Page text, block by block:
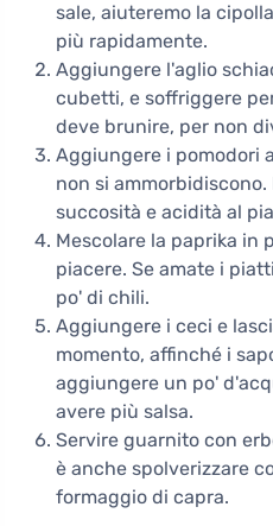
sale, aiuteremo la
più rapidamente.
Aggiungere l'aglio
cubetti, e soffriggere
deve brunire, per non
Aggiungere i pomodori
non si
succosità e acidità al
Mescolare la paprika in
piacere. Se amate i
po' di chili.
Aggiungere i ceci e
momento, affinché i
aggiungere un po'
avere più salsa.
Servire guarnito con
è anche spolverizzare
formaggio di capra.